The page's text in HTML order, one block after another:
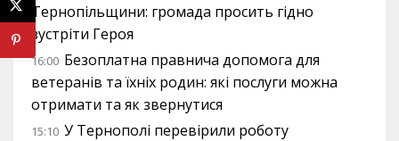
Тернопільщини: громада просить гідно
зустріти Героя
16:00 Безоплатна правнича допомога для
ветеранів та їхніх родин: які послуги можна
отримати та як звернутися
15:10 У Тернополі перевірили роботу